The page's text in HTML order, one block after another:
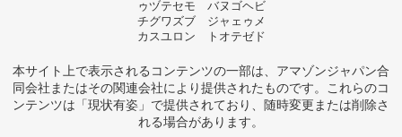
ゥヅテセモ バヌゴヘビ
チグワズブ ジャェゥメ
カスユロン トオテゼド
本サイト上で表示されるコンテンツの一部は、アマゾンジャパン合
同会社またはその関連会社により提供されたものです。これらのコ
ンテンツは「現状有姿」で提供されており、随時変更または削除さ
れる場合があります。